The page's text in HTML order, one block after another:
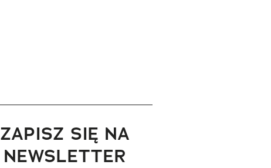
ZAPISZ SIĘ NA
NEWSLETTER